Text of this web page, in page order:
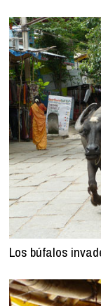
Los búfalos